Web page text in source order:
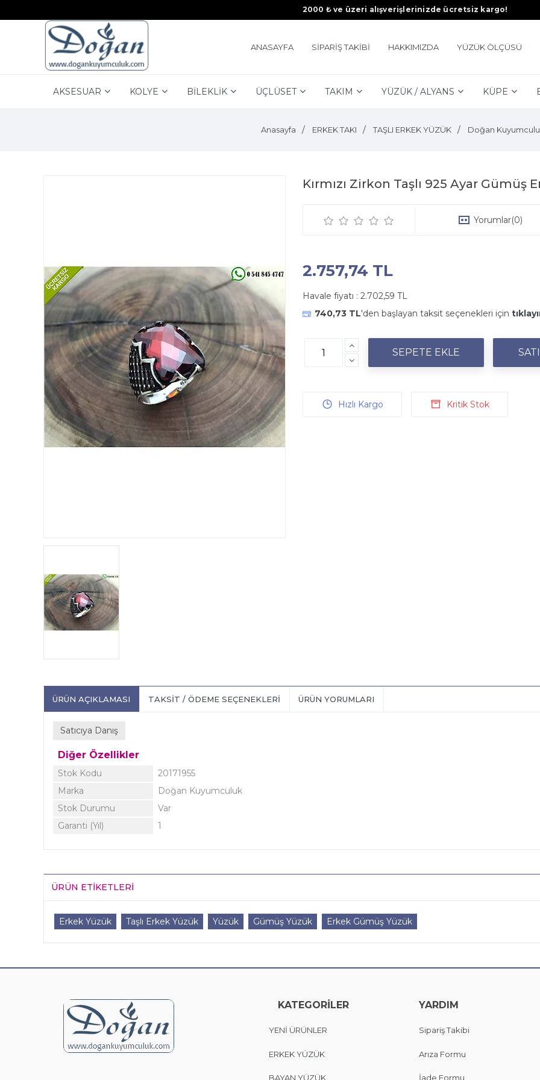
2000 ₺ ve üzeri alışverişlerinizde ücretsiz kargo!
ANASAYFA SİPARİŞ TAKİBİ HAKKIMIZDA YÜZÜK ÖLÇÜSÜ
AKSESUAR KOLYE BİLEKLİK ÜÇLÜSET TAKIM YÜZÜK / ALYANS KÜPE
Anasayfa ERKEK TAKI TAŞLI ERKEK YÜZÜK Doğan
Kırmızı Zirkon Taşlı 925 Ayar Gümüş
Yorumlar(0)
2.757,74 TL
Havale fiyatı : 2.702,59 TL
740,73 TL'den başlayan taksit seçenekleri için
ÜRÜN AÇIKLAMASI TAKSIT / ÖDEME SEÇENEKLERI ÜRÜN YORUMLARI
Satıcıya Danış
Diğer Özellikler
Stok Kodu
20171955
Marka
Doğan Kuyumculuk
Stok Durumu
Var
Garanti (Yıl)
1
ÜRÜN ETIKETLERI
Erkek Yüzük Taşlı Erkek Yüzük Yüzük Gümüş Yüzük Erkek Gümüş Yüzük
KATEGORİLER
YENİ ÜRÜNLER
ERKEK YÜZÜK
BAYAN YÜZÜK
YARDIM
Sipariş Takibi
Arıza Formu
İade Formu